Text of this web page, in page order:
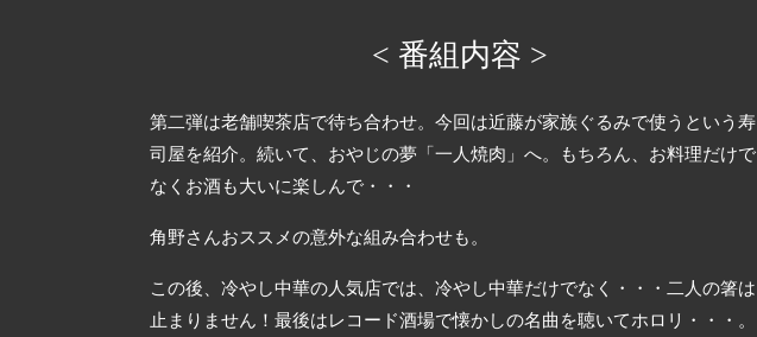
< 番組内容 >
第二弾は老舗喫茶店で待ち合わせ。今回は近藤が家族ぐるみで使うという寿
司屋を紹介。続いて、おやじの夢「一人焼肉」へ。もちろん、お料理だけで
なくお酒も大いに楽しんで・・・
角野さんおススメの意外な組み合わせも。
この後、冷やし中華の人気店では、冷やし中華だけでなく・・・二人の箸は
止まりません！最後はレコード酒場で懐かしの名曲を聴いてホロリ・・・。